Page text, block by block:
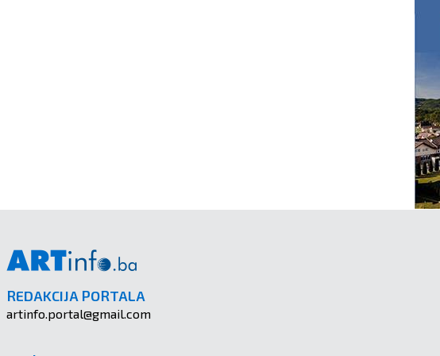
REDAKCIJA PORTALA
artinfo.portal@gmail.com